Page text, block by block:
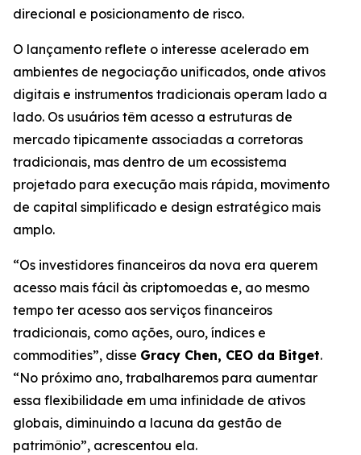
direcional e posicionamento de risco.
O lançamento reflete o interesse acelerado em
ambientes de negociação unificados, onde ativos
digitais e instrumentos tradicionais operam lado a
lado. Os usuários têm acesso a estruturas de
mercado tipicamente associadas a corretoras
tradicionais, mas dentro de um ecossistema
projetado para execução mais rápida, movimento
de capital simplificado e design estratégico mais
amplo.
“Os investidores financeiros da nova era querem
acesso mais fácil às criptomoedas e, ao mesmo
tempo ter acesso aos serviços financeiros
tradicionais, como ações, ouro, índices e
commodities”, disse Gracy Chen, CEO da Bitget.
“No próximo ano, trabalharemos para aumentar
essa flexibilidade em uma infinidade de ativos
globais, diminuindo a lacuna da gestão de
patrimônio”, acrescentou ela.